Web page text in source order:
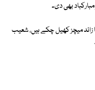
بھی دی۔
رہے کہ شاہین سے قبل 20 پاکستانی کرکٹرز 50یا زائد میچز کھیل چکے ہیں، شعیب